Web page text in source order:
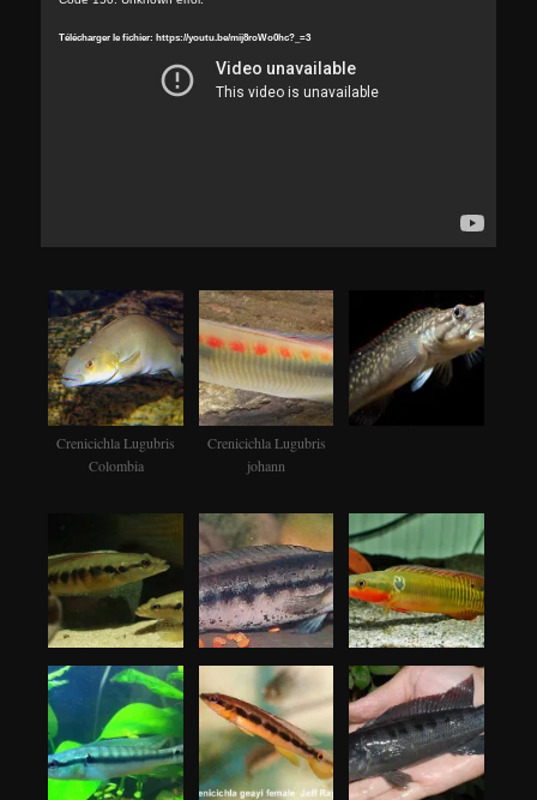
Télécharger le fichier: https://youtu.be/mij8roWo0hc?_=3
Crenicichla Lugubris
Colombia
Crenicichla Lugubris
johann